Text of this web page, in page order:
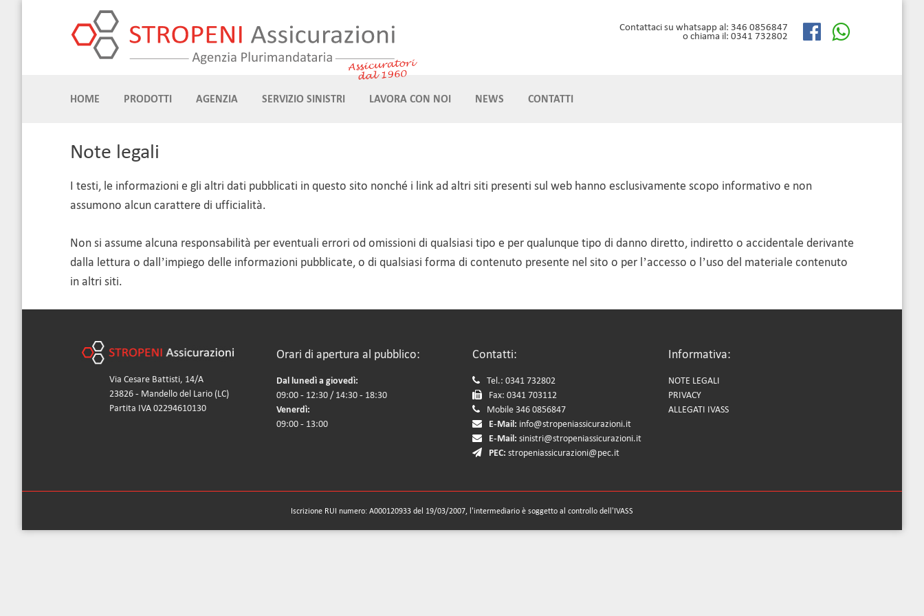
Contattaci su whatsapp al: 346 0856847
o chiama il: 0341 732802
HOME PRODOTTI AGENZIA SERVIZIO SINISTRI LAVORA CON NOI NEWS CONTATTI
Note legali
I testi, le informazioni e gli altri dati pubblicati in questo sito nonché i link ad altri siti presenti sul web hanno esclusivamente scopo informativo e non
assumono alcun carattere di ufficialità.
Non si assume alcuna responsabilità per eventuali errori od omissioni di qualsiasi tipo e per qualunque tipo di danno diretto, indiretto o accidentale derivante
dalla lettura o dall’impiego delle informazioni pubblicate, o di qualsiasi forma di contenuto presente nel sito o per l’accesso o l’uso del materiale contenuto
in altri siti.
Via Cesare Battisti, 14/A
23826 - Mandello del Lario (LC)
Partita IVA 02294610130
Orari di apertura al pubblico:
Dal lunedì a giovedì:
09:00 - 12:30 / 14:30 - 18:30
Venerdì:
09:00 - 13:00
Contatti:
Tel.: 0341 732802
Fax: 0341 703112
Mobile 346 0856847
E-Mail: info@stropeniassicurazioni.it
E-Mail: sinistri@stropeniassicurazioni.it
PEC: stropeniassicurazioni@pec.it
Informativa:
NOTE LEGALI
PRIVACY
ALLEGATI IVASS
Iscrizione RUI numero: A000120933 del 19/03/2007, l'intermediario è soggetto al controllo dell'IVASS